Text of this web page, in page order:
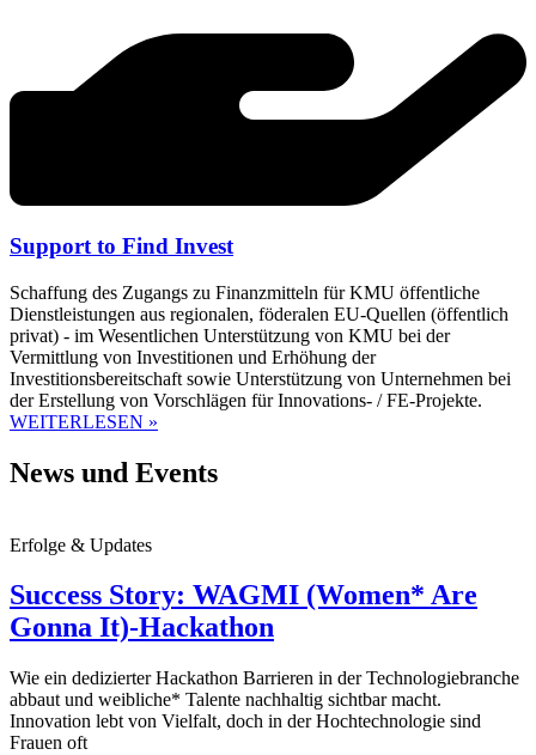
Support to Find Invest
Schaffung des Zugangs zu Finanzmitteln für KMU öffentliche
Dienstleistungen aus regionalen, föderalen EU-Quellen (öffentlich
privat) - im Wesentlichen Unterstützung von KMU bei der
Vermittlung von Investitionen und Erhöhung der
Investitionsbereitschaft sowie Unterstützung von Unternehmen bei
der Erstellung von Vorschlägen für Innovations- / FE-Projekte.
WEITERLESEN »
News und Events
Erfolge & Updates
Success Story: WAGMI (Women* Are
Gonna It)-Hackathon
Wie ein dedizierter Hackathon Barrieren in der Technologiebranche
abbaut und weibliche* Talente nachhaltig sichtbar macht.
Innovation lebt von Vielfalt, doch in der Hochtechnologie sind
Frauen oft